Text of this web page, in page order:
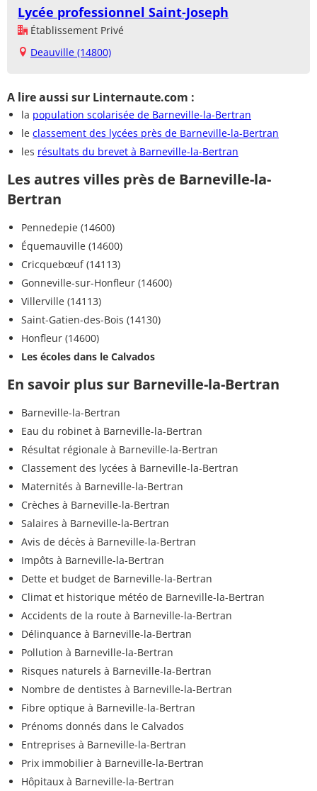
Lycée professionnel Saint-Joseph
Établissement Privé
Deauville (14800)
A lire aussi sur Linternaute.com :
la population scolarisée de Barneville-la-Bertran
le classement des lycées près de Barneville-la-Bertran
les résultats du brevet à Barneville-la-Bertran
Les autres villes près de Barneville-la-
Bertran
Pennedepie (14600)
Équemauville (14600)
Cricquebœuf (14113)
Gonneville-sur-Honfleur (14600)
Villerville (14113)
Saint-Gatien-des-Bois (14130)
Honfleur (14600)
Les écoles dans le Calvados
En savoir plus sur Barneville-la-Bertran
Barneville-la-Bertran
Eau du robinet à Barneville-la-Bertran
Résultat régionale à Barneville-la-Bertran
Classement des lycées à Barneville-la-Bertran
Maternités à Barneville-la-Bertran
Crèches à Barneville-la-Bertran
Salaires à Barneville-la-Bertran
Avis de décès à Barneville-la-Bertran
Impôts à Barneville-la-Bertran
Dette et budget de Barneville-la-Bertran
Climat et historique météo de Barneville-la-Bertran
Accidents de la route à Barneville-la-Bertran
Délinquance à Barneville-la-Bertran
Pollution à Barneville-la-Bertran
Risques naturels à Barneville-la-Bertran
Nombre de dentistes à Barneville-la-Bertran
Fibre optique à Barneville-la-Bertran
Prénoms donnés dans le Calvados
Entreprises à Barneville-la-Bertran
Prix immobilier à Barneville-la-Bertran
Hôpitaux à Barneville-la-Bertran